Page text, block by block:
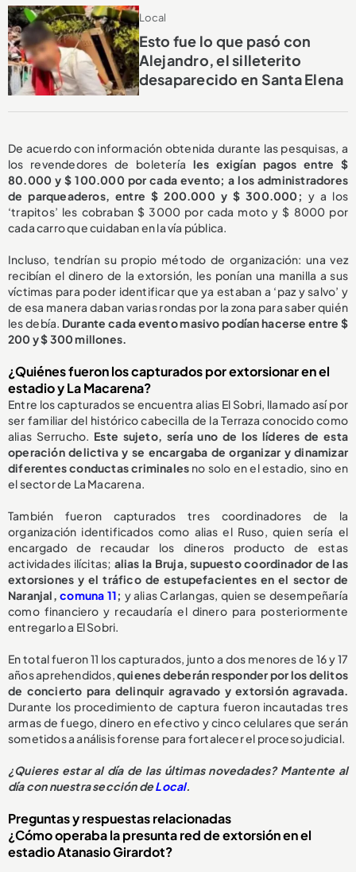
Local
Esto fue lo que pasó con
Alejandro, el silleterito
desaparecido en Santa Elena
De acuerdo con información obtenida durante las pesquisas, a
los revendedores de boletería les exigían pagos entre $
80.000 y $ 100.000 por cada evento; a los administradores
de parqueaderos, entre $ 200.000 y $ 300.000; y a los
‘trapitos’ les cobraban $ 3000 por cada moto y $ 8000 por
cada carro que cuidaban en la vía pública.
Incluso, tendrían su propio método de organización: una vez
recibían el dinero de la extorsión, les ponían una manilla a sus
víctimas para poder identificar que ya estaban a ‘paz y salvo’ y
de esa manera daban varias rondas por la zona para saber quién
les debía. Durante cada evento masivo podían hacerse entre $
200 y $ 300 millones.
¿Quiénes fueron los capturados por extorsionar en el
estadio y La Macarena?
Entre los capturados se encuentra alias El Sobri, llamado así por
ser familiar del histórico cabecilla de la Terraza conocido como
alias Serrucho. Este sujeto, sería uno de los líderes de esta
operación delictiva y se encargaba de organizar y dinamizar
diferentes conductas criminales no solo en el estadio, sino en
el sector de La Macarena.
También fueron capturados tres coordinadores de la
organización identificados como alias el Ruso, quien sería el
encargado de recaudar los dineros producto de estas
actividades ilícitas; alias la Bruja, supuesto coordinador de las
extorsiones y el tráfico de estupefacientes en el sector de
Naranjal,comuna 11; y alias Carlangas, quien se desempeñaría
como financiero y recaudaría el dinero para posteriormente
entregarlo a El Sobri.
En total fueron 11 los capturados, junto a dos menores de 16 y 17
años aprehendidos,quienes deberán responder por los delitos
de concierto para delinquir agravado y extorsión agravada.
Durante los procedimiento de captura fueron incautadas tres
armas de fuego, dinero en efectivo y cinco celulares que serán
sometidos a análisis forense para fortalecer el proceso judicial.
¿Quieres estar al día de las últimas novedades? Mantente al
día con nuestra sección deLocal.
Preguntas y respuestas relacionadas
¿Cómo operaba la presunta red de extorsión en el
estadio Atanasio Girardot?